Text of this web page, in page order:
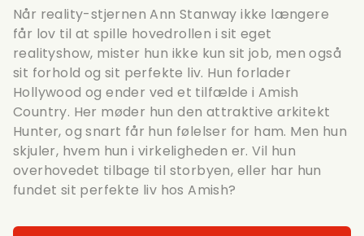
Når reality-stjernen Ann Stanway ikke længere
får lov til at spille hovedrollen i sit eget
realityshow, mister hun ikke kun sit job, men også
sit forhold og sit perfekte liv. Hun forlader
Hollywood og ender ved et tilfælde i Amish
Country. Her møder hun den attraktive arkitekt
Hunter, og snart får hun følelser for ham. Men hun
skjuler, hvem hun i virkeligheden er. Vil hun
overhovedet tilbage til storbyen, eller har hun
fundet sit perfekte liv hos Amish?